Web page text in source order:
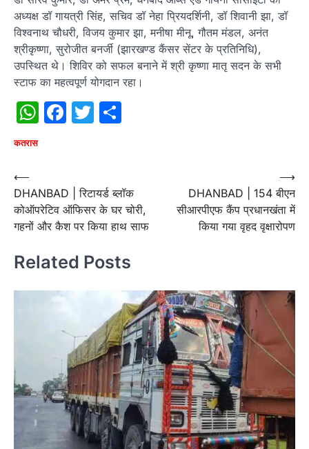
अध्यक्ष डॉ गायत्री सिंह, सचिव डॉ नेहा प्रियदर्शिनी, डॉ शिवानी झा, डॉ
विश्वनाथ चौधरी, विजय कुमार झा, मनीषा मीनू, गौतम मंडल, अनंत
श्रीकृष्णा, सुरोजीत बनर्जी (झारखण्ड कैंसर सेंटर के प्रतिनिधि),
उपस्थित थे। शिविर को सफल बनाने में श्री कृष्णा मातृ सदन के सभी
स्टाफ का महत्वपूर्ण योगदान रहा।
WhatsApp
Facebook
Twitter
कतरास
Post
navigation
⟵
DHANBAD | रिटायर्ड ब्लॉक
कोऑपरेटिव ऑफिसर के घर चोरी,
गहनों और कैश पर किया हाथ साफ
DHANBAD | 154 बीएन
सीआरपीएफ कैंप प्रधानखंता में
किया गया वृहद वृक्षारोपण
⟶
Related Posts